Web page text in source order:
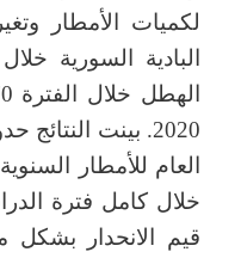
لكميات الأمطار
2020. بينت
خلال كامل فترة
قيم الانحدار بشكل